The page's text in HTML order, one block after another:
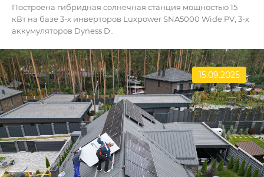
Построена гибридная солнечная станция мощностью 15
кВт на базе 3-х инверторов Luxpower SNA5000 Wide PV, 3-х
аккумуляторов Dyness D..
15.09.2025